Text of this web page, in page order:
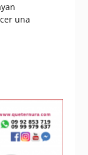
una